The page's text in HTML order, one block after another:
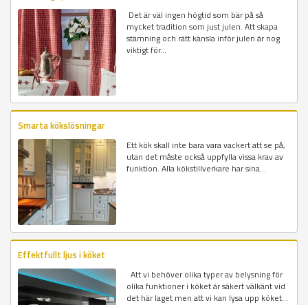
Det är väl ingen högtid som bär på så
mycket tradition som just julen. Att skapa
stämning och rätt känsla inför julen är nog
viktigt för...
Smarta kökslösningar
Ett kök skall inte bara vara vackert att se på,
utan det måste också uppfylla vissa krav av
funktion. Alla kökstillverkare har sina...
Effektfullt ljus i köket
Att vi behöver olika typer av belysning för
olika funktioner i köket är säkert välkänt vid
det här laget men att vi kan lysa upp köket...